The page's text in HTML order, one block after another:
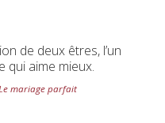
et
de deux êtres, l’un
qui aime mieux.
mariage parfait